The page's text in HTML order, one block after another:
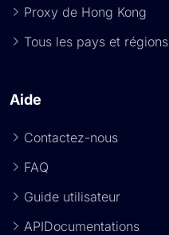
Proxy de Hong Kong
Tous les pays et régions
Aide
Contactez-nous
FAQ
Guide utilisateur
APIDocumentations